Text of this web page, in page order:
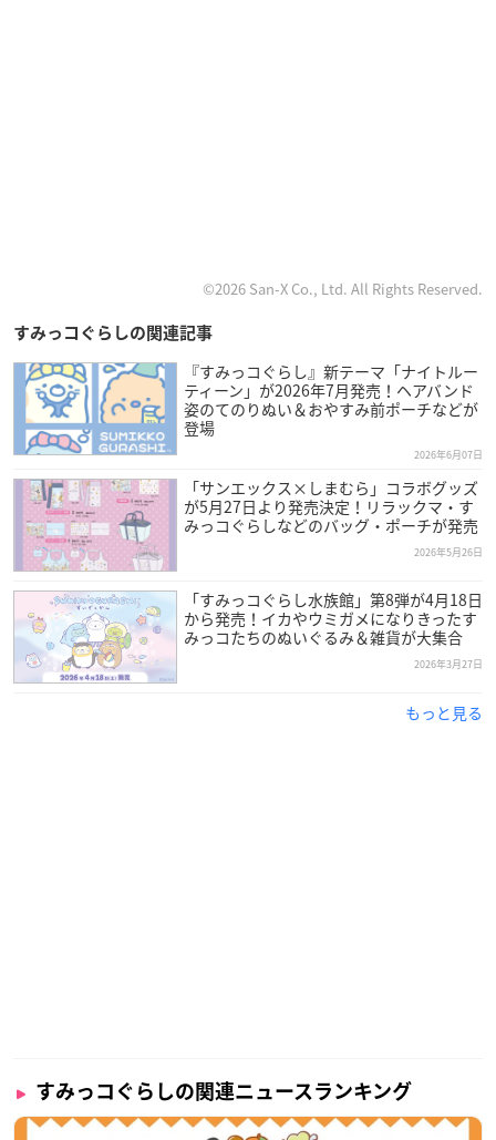
©2026 San-X Co., Ltd. All Rights Reserved.
すみっコぐらしの関連記事
『すみっコぐらし』新テーマ「ナイトルー
ティーン」が2026年7月発売！ヘアバンド
姿のてのりぬい＆おやすみ前ポーチなどが
登場
2026年6月07日
「サンエックス×しまむら」コラボグッズ
が5月27日より発売決定！リラックマ・す
みっコぐらしなどのバッグ・ポーチが発売
2026年5月26日
「すみっコぐらし水族館」第8弾が4月18日
から発売！イカやウミガメになりきったす
みっコたちのぬいぐるみ＆雑貨が大集合
2026年3月27日
もっと見る
すみっコぐらしの関連ニュースランキング